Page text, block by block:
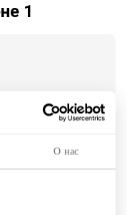
О нас
1
время
парке